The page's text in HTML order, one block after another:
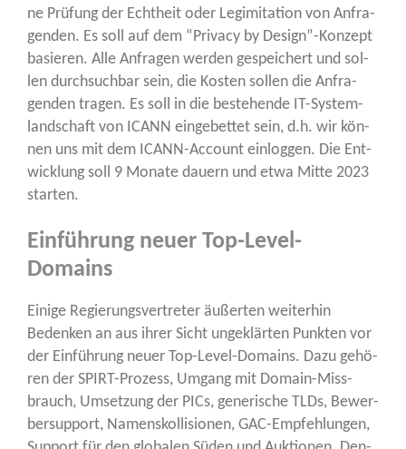
ne Prü­fung der Echt­heit oder Legi­mi­ta­ti­on von Anfra­
gen­den. Es soll auf dem “Pri­va­cy by Design”-Konzept
basie­ren. Alle Anfra­gen wer­den gespei­chert und sol­
len durch­such­bar sein, die Kos­ten sol­len die Anfra­
gen­den tra­gen. Es soll in die bestehen­de IT-Sys­tem­
land­schaft von ICANN ein­ge­bet­tet sein, d.h. wir kön­
nen uns mit dem ICANN-Account ein­log­gen. Die Ent­
wick­lung soll 9 Mona­te dau­ern und etwa Mit­te 2023
starten.
Einführung neuer Top-Level-
Domains
Eini­ge Regie­rungs­ver­tre­ter äußer­ten wei­ter­hin
Beden­ken an aus ihrer Sicht unge­klär­ten Punk­ten vor
der Ein­füh­rung neu­er Top-Level-Domains. Dazu gehö­
ren der SPIRT-Pro­zess, Umgang mit Domain-Miss­
brauch, Umset­zung der PICs, gene­ri­sche TLDs, Bewer­
ber­sup­port, Namens­kol­li­sio­nen, GAC-Emp­feh­lun­gen,